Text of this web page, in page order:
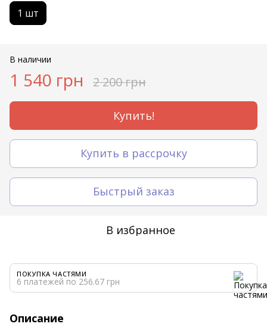
1 шт
В наличии
1 540 грн 2 200 грн
Купить!
Купить в рассрочку
Быстрый заказ
В избранное
ПОКУПКА ЧАСТЯМИ
6 платежей по 256.67 грн
Описание